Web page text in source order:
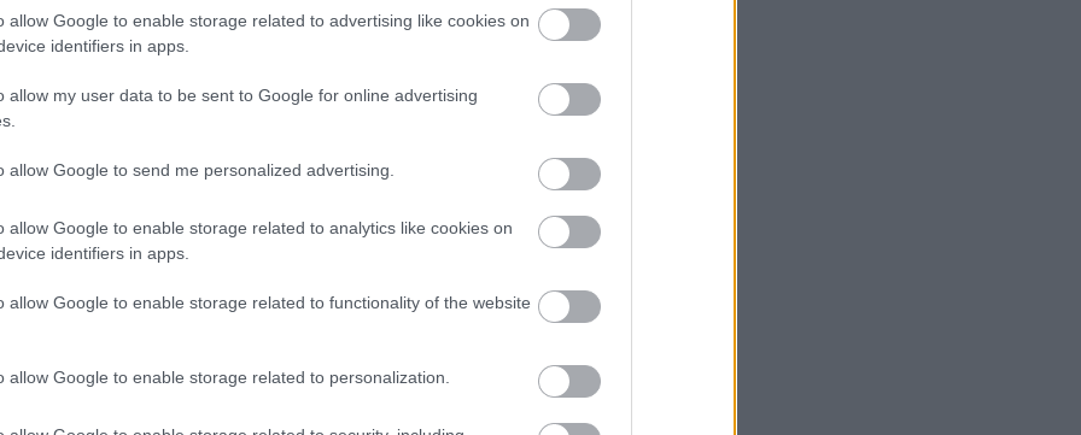
allow Google to enable storage related to advertising like cookies on
identifiers in apps.
allow my user data to be sent to Google for online advertising
allow Google to send me personalized advertising.
allow Google to enable storage related to analytics like cookies on
identifiers in apps.
allow Google to enable storage related to functionality of the website
allow Google to enable storage related to personalization.
Īrijas aizbildņa Svētā Patrika dienai, kas